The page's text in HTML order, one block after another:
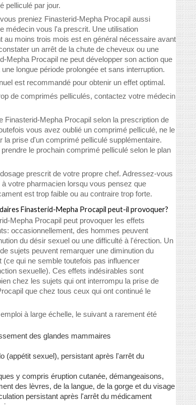
pelliculé par jour.
preniez Finasterid-Mepha Procapil aussi
médecin vous l'a prescrit. Une utilisation
au moins trois mois est en général nécessaire avant
un arrêt de la chute de cheveux ou une
Mepha Procapil ne peut développer son action que
longue période prolongée et sans interruption.
est recommandé pour obtenir un effet optimal.
de comprimés pelliculés, contactez votre médecin
Finasterid-Mepha Procapil selon la prescription de
vous avez oublié un comprimé pelliculé, ne le
la prise d'un comprimé pelliculé supplémentaire.
le prochain comprimé pelliculé selon le plan
prescrit de votre propre chef. Adressez-vous
votre pharmacien lorsqu vous pensez que
est trop faible ou au contraire trop forte.
Finasterid-Mepha Procapil peut-il provoquer?
Mepha Procapil peut provoquer les effets
occasionnellement, des hommes peuvent
du désir sexuel ou une difficulté à l'érection. Un
sujets peuvent remarquer une diminution du
(ce qui ne semble toutefois pas influencer
sexuelle). Ces effets indésirables sont
chez les sujets qui ont interrompu la prise de
que chez tous ceux qui ont continué le
à large échelle, le suivant a rarement été
des glandes mammaires
(appétit sexuel), persistant après l'arrêt du
y compris éruption cutanée, démangeaisons,
des lèvres, de la langue, de la gorge et du visage
persistant après l'arrêt du médicament